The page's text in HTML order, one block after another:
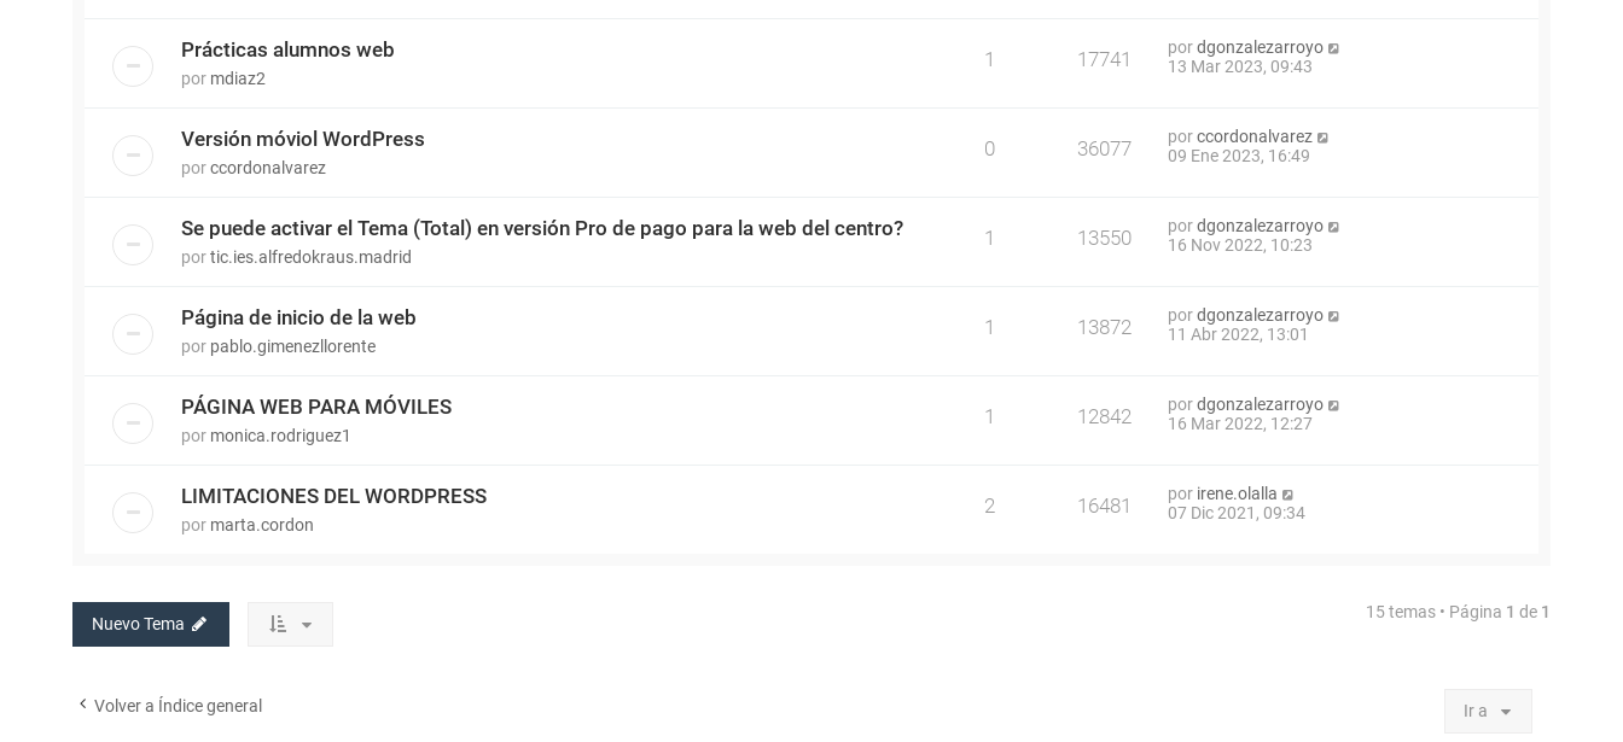
Prácticas alumnos web
por mdiaz2
1 17741 pordgonzalezarroyo
13 Mar 2023, 09:43
Versión móviol WordPress
porccordonalvarez
0 36077 porccordonalvarez
09 Ene 2023, 16:49
Se puede activar el Tema (Total) en versión Pro de pago para la web del centro?
portic.ies.alfredokraus.madrid
1 13550 pordgonzalezarroyo
16 Nov 2022, 10:23
Página de inicio de la web
por pablo.gimenezllorente
1 13872 pordgonzalezarroyo
11 Abr 2022, 13:01
PÁGINA WEB PARA MÓVILES
por monica.rodriguez1
1 12842 pordgonzalezarroyo
16 Mar 2022, 12:27
LIMITACIONES DEL WORDPRESS
por marta.cordon
2 16481 por irene.olalla
07 Dic 2021, 09:34
Nuevo Tema
15 temas • Página 1 de 1
Volver a Índice general Ir a